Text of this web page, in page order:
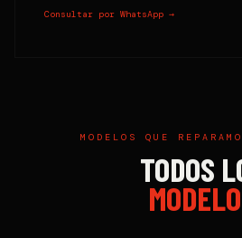
Consultar por WhatsApp →
MODELOS QUE
TODOS